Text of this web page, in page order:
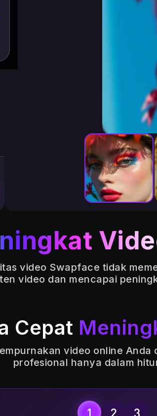
video Swapface tidak
video dan mencapai
Cepat
video online
profesional hanya dalam